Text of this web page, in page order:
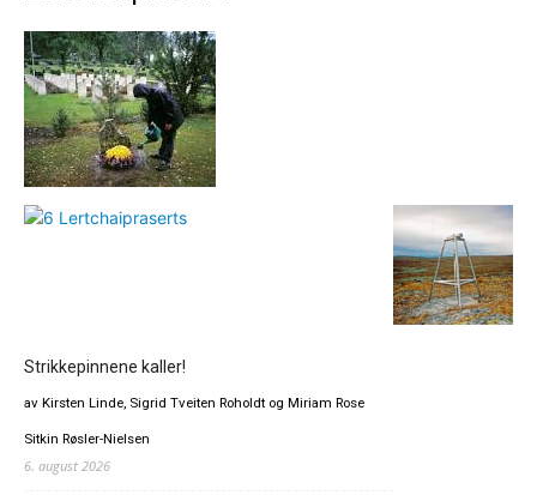
Strikkepinnene kaller!
av Kirsten Linde, Sigrid Tveiten Roholdt og Miriam Rose
Sitkin Røsler-Nielsen
6. august 2026